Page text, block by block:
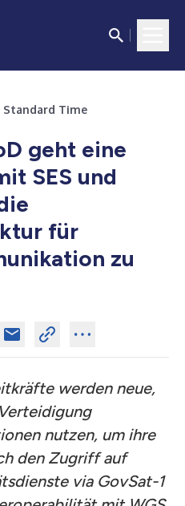
Standard Time
geht eine
SES und
für
zu
werden neue,
nutzen, um ihre
den Zugriff auf
via GovSat-1